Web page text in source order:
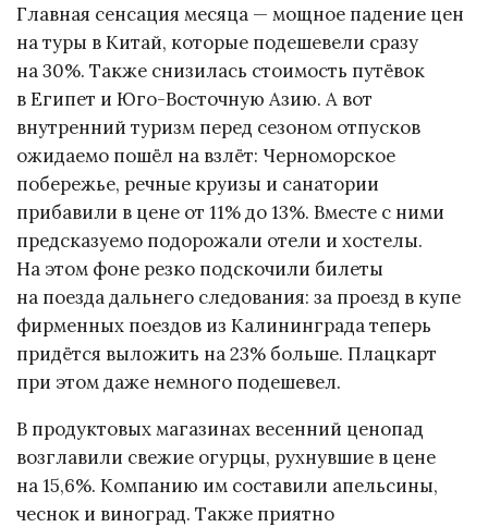
Главная сенсация месяца — мощное падение цен
на туры в Китай, которые подешевели сразу
на 30%. Также снизилась стоимость путёвок
в Египет и Юго-Восточную Азию. А вот
внутренний туризм перед сезоном отпусков
ожидаемо пошёл на взлёт: Черноморское
побережье, речные круизы и санатории
прибавили в цене от 11% до 13%. Вместе с ними
предсказуемо подорожали отели и хостелы.
На этом фоне резко подскочили билеты
на поезда дальнего следования: за проезд в купе
фирменных поездов из Калининграда теперь
придётся выложить на 23% больше. Плацкарт
при этом даже немного подешевел.
В продуктовых магазинах весенний ценопад
возглавили свежие огурцы, рухнувшие в цене
на 15,6%. Компанию им составили апельсины,
чеснок и виноград. Также приятно